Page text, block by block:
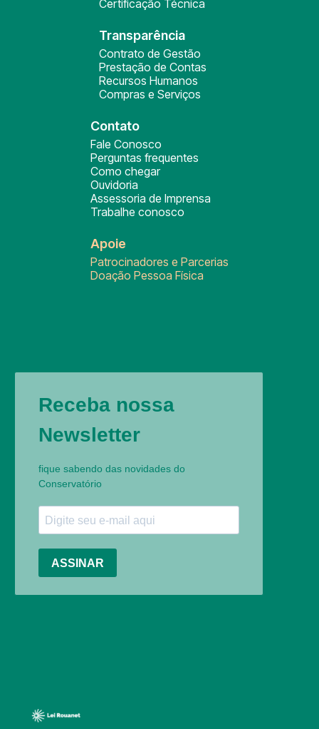
Certificação Técnica
Transparência
Contrato de Gestão
Prestação de Contas
Recursos Humanos
Compras e Serviços
Contato
Fale Conosco
Perguntas frequentes
Como chegar
Ouvidoria
Assessoria de Imprensa
Trabalhe conosco
Apoie
Patrocinadores e Parcerias
Doação Pessoa Física